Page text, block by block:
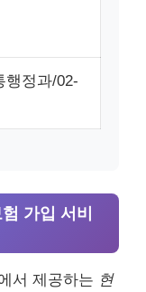
행정과/02-
가입 서비
서 제공하는 현